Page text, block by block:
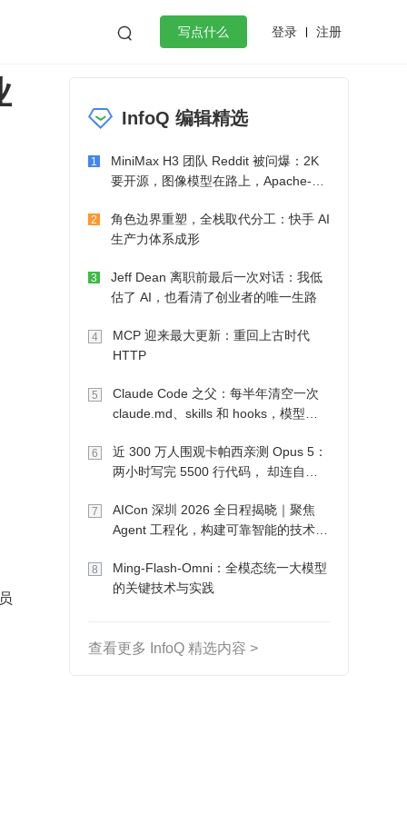
 写点什么 登录 注册
作
微服务架构 flutter
InfoQ 编辑精选
1
MiniMax H3 团队 Reddit 被问爆：2K
要开源，图像模型在路上，Apache-2.0
2
角色边界重塑，全栈取代分工：快手 AI
生产力体系成形
3
Jeff Dean 离职前最后一次对话：我低
估了 AI，也看清了创业者的唯一生路
4
MCP 迎来最大更新：重回上古时代
HTTP
5
Claude Code 之父：每半年清空一次
claude.md、skills 和 hooks，模型自
6
近 300 万人围观卡帕西亲测 Opus 5：
两小时写完 5500 行代码， 却连自己
7
AICon 深圳 2026 全日程揭晓｜聚焦
Agent 工程化，构建可靠智能的技术路
8
Ming-Flash-Omni：全模态统一大模型
的关键技术与实践
查看更多 InfoQ 精选内容 >